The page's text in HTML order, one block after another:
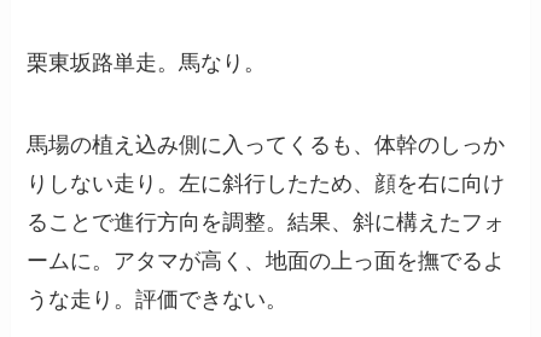
栗東坂路単走。馬なり。
馬場の植え込み側に入ってくるも、体幹のしっか
りしない走り。左に斜行したため、顔を右に向け
ることで進行方向を調整。結果、斜に構えたフォ
ームに。アタマが高く、地面の上っ面を撫でるよ
うな走り。評価できない。